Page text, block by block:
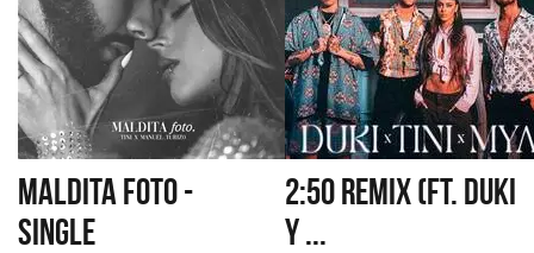
MALDITA FOTO -
SINGLE
2:50 REMIX (FT. DUKI
Y ...